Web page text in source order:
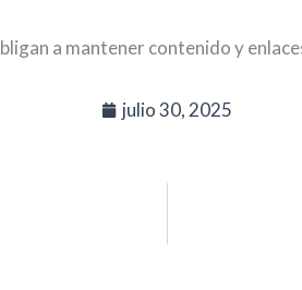
a mantener contenido y
julio 30, 2025